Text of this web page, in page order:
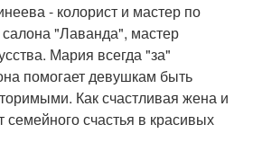
- колорист и мастер по
"Лаванда", мастер
Мария всегда "за"
помогает девушкам быть
Как счастливая жена и
семейного счастья в красивых